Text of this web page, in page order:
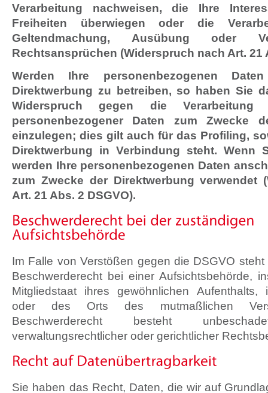
Verarbeitung nachweisen, die Ihre
Freiheiten überwiegen oder die
Geltendmachung, Ausübung oder
Rechtsansprüchen (Widerspruch nach Art. 21
Werden Ihre personenbezogenen
Direktwerbung zu betreiben, so haben Sie
Widerspruch gegen die Verarbeitung
personenbezogener Daten zum Zwecke
einzulegen; dies gilt auch für das Profiling,
Direktwerbung in Verbindung steht. Wenn
werden Ihre personenbezogenen Daten
zum Zwecke der Direktwerbung verwendet
Art. 21 Abs. 2 DSGVO).
Im Falle von Verstößen gegen die DSGVO
Beschwerderecht bei einer Aufsichtsbehörde,
Mitgliedstaat ihres gewöhnlichen Aufenthalts,
oder des Orts des mutmaßlichen
Beschwerderecht besteht
verwaltungsrechtlicher oder gerichtlicher
Sie haben das Recht, Daten, die wir auf